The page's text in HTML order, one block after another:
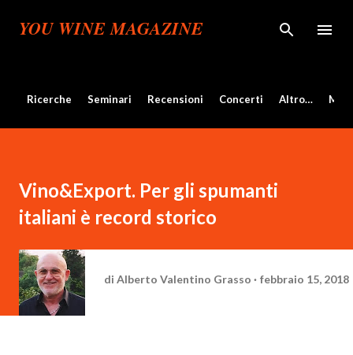
Passa ai contenuti principali
YOU WINE MAGAZINE
Ricerche Seminari Recensioni Concerti Altro…
Vino&Export. Per gli spumanti
italiani è record storico
di Alberto Valentino Grasso febbraio 15, 2018